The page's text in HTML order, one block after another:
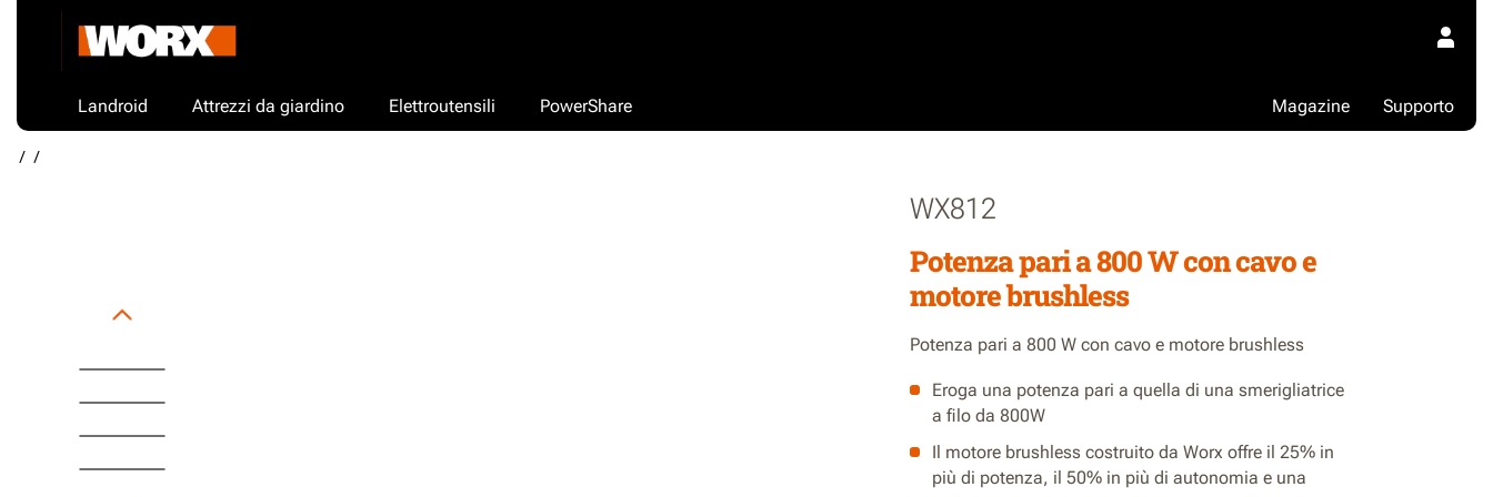
Landroid Attrezzi da giardino Elettroutensili PowerShare Supporto
Magazine
/ /
WX812
Potenza pari a 800 W con cavo e
motore brushless
Potenza pari a 800 W con cavo e motore brushless
Eroga una potenza pari a quella di una smerigliatrice
a filo da 800W
Il motore brushless costruito da Worx offre il 25% in
più di potenza, il 50% in più di autonomia e una